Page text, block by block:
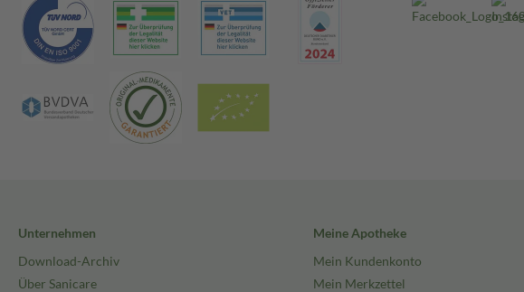
Unternehmen
Download-Archiv
Über Sanicare
Meine Apotheke
Mein Kundenkonto
Mein Merkzettel